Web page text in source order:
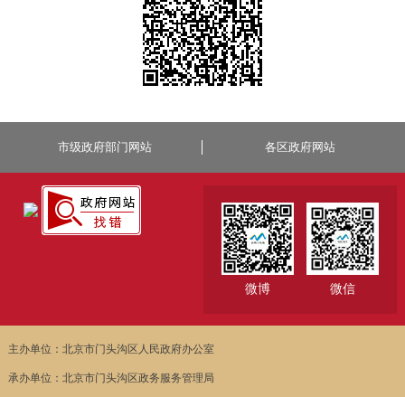
市级政府部门网站 各区政府网站
微博 微信
主办单位：北京市门头沟区人民政府办公室
承办单位：北京市门头沟区政务服务管理局